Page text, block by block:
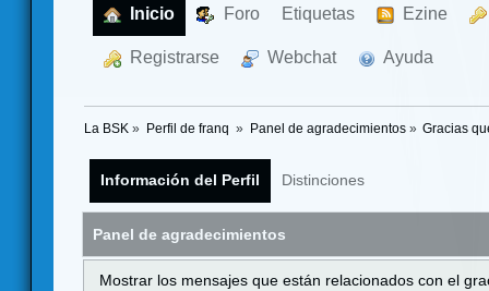
Inicio Foro Etiquetas Ezine
Registrarse Webchat Ayuda
La BSK » Perfil de franq » Panel de agradecimientos» Gracias
Información del Perfil Distinciones
Panel de agradecimientos
Mostrar los mensajes que están relacionados con el